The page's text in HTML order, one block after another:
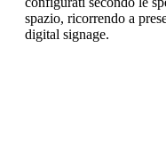
spazio, ricorrendo a
digital signage.